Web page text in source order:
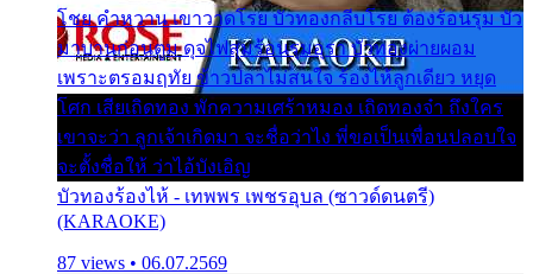
โชย คำหวาน เขาวาดโรย บัวทองกลีบโรย ต้องร้อนรุม บัว
มาบานก่อนตูม ดุจไฟสุมร้อนรุมอุรา บัวทองผ่ายผอม
เพราะตรอมฤทัย ข้าวปลาไม่สนใจ ร้องไห้ลูกเดียว หยุด
โศก เสียเถิดทอง พักความเศร้าหมอง เถิดทองจ๋า ถึงใคร
เขาจะว่า ลูกเจ้าเกิดมา จะชื่อว่าไง พี่ขอเป็นเพื่อนปลอบใจ
จะตั้งชื่อให้ ว่าไอ้บังเอิญ
บัวทองร้องไห้ - เทพพร เพชรอุบล (ซาวด์ดนตรี)
(KARAOKE)
87 views • 06.07.2569